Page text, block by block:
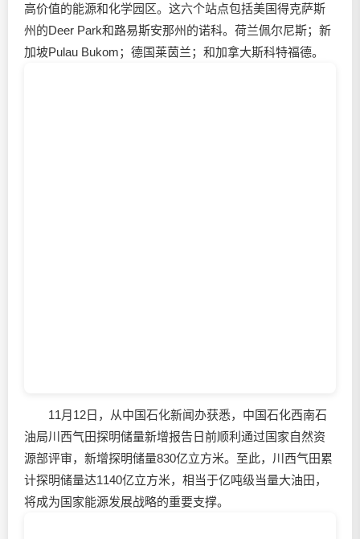
高价值的能源和化学园区。这六个站点包括美国得克萨斯
州的Deer Park和路易斯安那州的诺科。荷兰佩尔尼斯；新
加坡Pulau Bukom；德国莱茵兰；和加拿大斯科特福德。
11月12日，从中国石化新闻办获悉，中国石化西南石
油局川西气田探明储量新增报告日前顺利通过国家自然资
源部评审，新增探明储量830亿立方米。至此，川西气田累
计探明储量达1140亿立方米，相当于亿吨级当量大油田，
将成为国家能源发展战略的重要支撑。